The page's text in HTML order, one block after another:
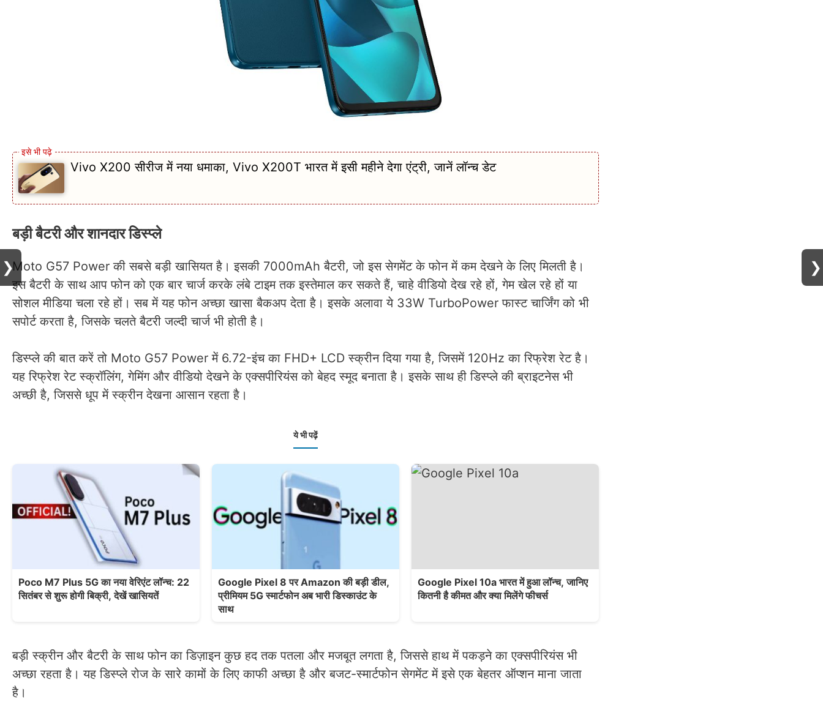
Vivo X200 सीरीज में नया धमाका, Vivo X200T भारत में इसी महीने देगा एंट्री, जानें लॉन्च डेट
बड़ी बैटरी और शानदार डिस्प्ले
Moto G57 Power की सबसे बड़ी खासियत है। इसकी 7000mAh बैटरी, जो इस सेगमेंट के फोन में कम देखने के लिए मिलती है।
इस बैटरी के साथ आप फोन को एक बार चार्ज करके लंबे टाइम तक इस्तेमाल कर सकते हैं, चाहे वीडियो देख रहे हों, गेम खेल रहे हों या
सोशल मीडिया चला रहे हों। सब में यह फोन अच्छा खासा बैकअप देता है। इसके अलावा ये 33W TurboPower फास्ट चार्जिंग को भी
सपोर्ट करता है, जिसके चलते बैटरी जल्दी चार्ज भी होती है।
डिस्प्ले की बात करें तो Moto G57 Power में 6.72-इंच का FHD+ LCD स्क्रीन दिया गया है, जिसमें 120Hz का रिफ्रेश रेट है।
यह रिफ्रेश रेट स्क्रॉलिंग, गेमिंग और वीडियो देखने के एक्सपीरियंस को बेहद स्मूद बनाता है। इसके साथ ही डिस्प्ले की ब्राइटनेस भी
अच्छी है, जिससे धूप में स्क्रीन देखना आसान रहता है।
ये भी पढ़ें
Poco M7 Plus 5G का नया वेरिएंट लॉन्च: 22
सितंबर से शुरू होगी बिक्री, देखें खासियतें
Google Pixel 8 पर Amazon की बड़ी डील,
प्रीमियम 5G स्मार्टफोन अब भारी डिस्काउंट के
साथ
Google Pixel 10a भारत में हुआ लॉन्च, जानिए
कितनी है कीमत और क्या मिलेंगे फीचर्स
बड़ी स्क्रीन और बैटरी के साथ फोन का डिज़ाइन कुछ हद तक पतला और मजबूत लगता है, जिससे हाथ में पकड़ने का एक्सपीरियंस भी
अच्छा रहता है। यह डिस्प्ले रोज के सारे कामों के लिए काफी अच्छा है और बजट-स्मार्टफोन सेगमेंट में इसे एक बेहतर ऑप्शन माना जाता
है।
❯ ❯